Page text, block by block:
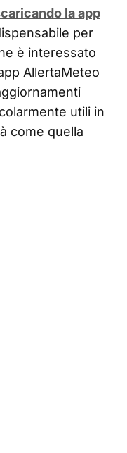
la app
per
è interessato
AllertaMeteo
utili in
come quella